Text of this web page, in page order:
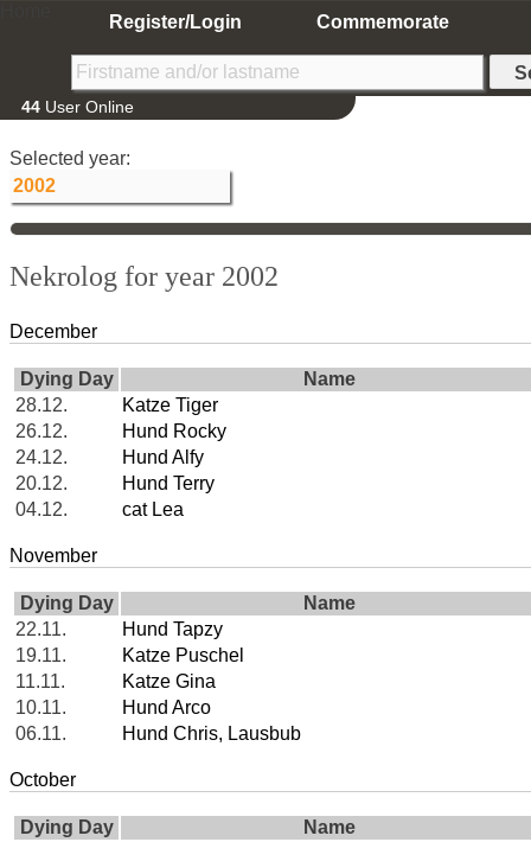
Register/Login Commemorate
44 User Online
Selected year:
Nekrolog for year 2002
December
Dying Day
Name
28.12.
Katze Tiger
26.12.
Hund Rocky
24.12.
Hund Alfy
20.12.
Hund Terry
04.12.
cat Lea
November
Dying Day
Name
22.11.
Hund Tapzy
19.11.
Katze Puschel
11.11.
Katze Gina
10.11.
Hund Arco
06.11.
Hund Chris, Lausbub
October
Dying Day
Name